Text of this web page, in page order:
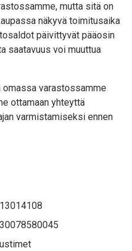
mutta sitä on
näkyvä toimitusaika
päivittyvät pääosin
saatavuus voi muuttua
varastossamme
ottamaan yhteyttä
varmistamiseksi ennen